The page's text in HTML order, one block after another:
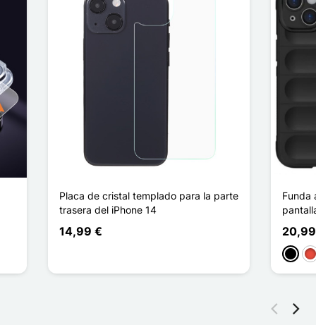
Placa de cristal templado para la parte
trasera del iPhone 14
14,99 €
Funda
Negro